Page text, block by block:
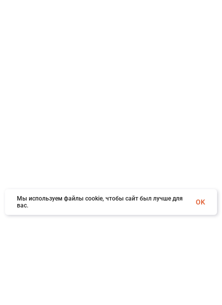
Мы используем файлы cookie, чтобы сайт был лучше для
вас.
OK